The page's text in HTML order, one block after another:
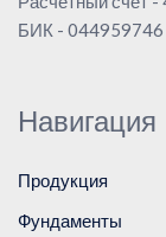
БИК - 044959746
Навигация
Продукция
Фундаменты